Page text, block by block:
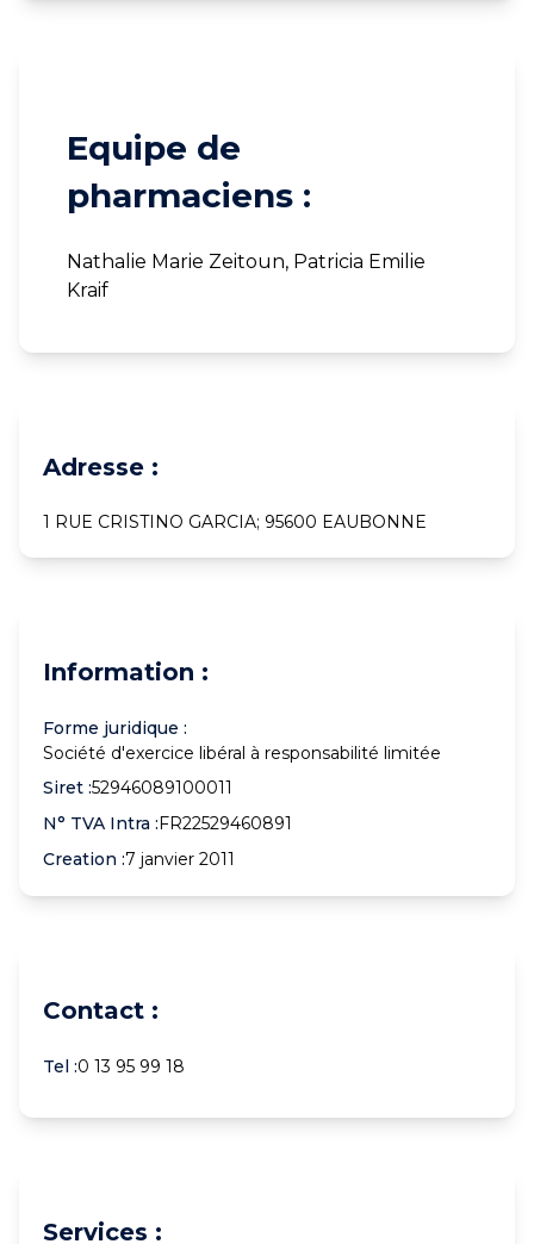
Equipe de
pharmaciens :
Nathalie Marie Zeitoun, Patricia Emilie
Kraif
Adresse :
1 RUE CRISTINO GARCIA; 95600 EAUBONNE
Information :
Forme juridique :
Société d'exercice libéral à responsabilité limitée
Siret :52946089100011
N° TVA Intra :FR22529460891
Creation :7 janvier 2011
Contact :
Tel :0 13 95 99 18
Services :